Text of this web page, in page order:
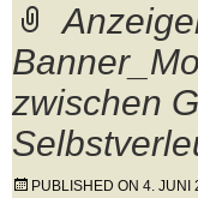
zwischen
PUBLISHED ON 4. JUNI